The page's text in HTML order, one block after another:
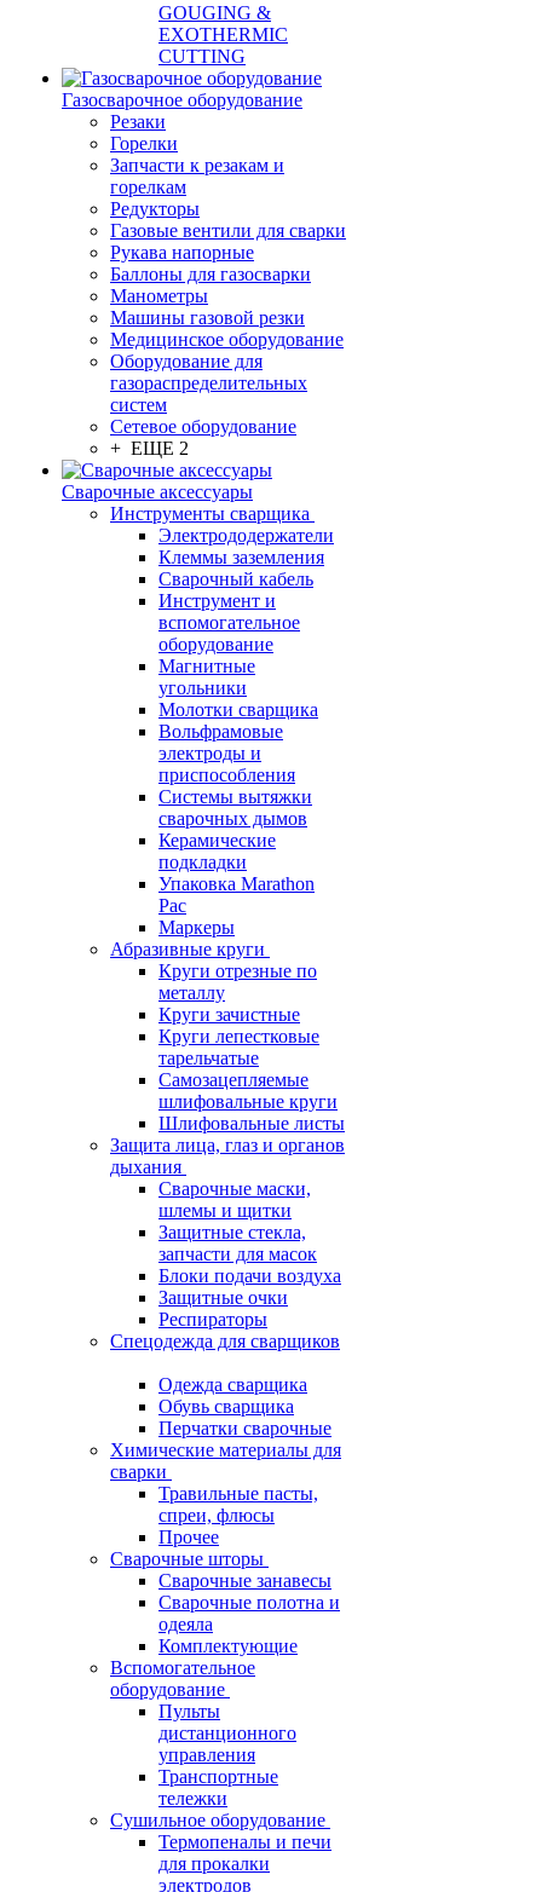
GOUGING &
EXOTHERMIC
CUTTING
Газосварочное оборудование
Резаки
Горелки
Запчасти к резакам и
горелкам
Редукторы
Газовые вентили для сварки
Рукава напорные
Баллоны для газосварки
Манометры
Машины газовой резки
Медицинское оборудование
Оборудование для
газораспределительных
систем
Сетевое оборудование
+ ЕЩЕ 2
Сварочные аксессуары
Инструменты сварщика
Электрододержатели
Клеммы заземления
Сварочный кабель
Инструмент и
вспомогательное
оборудование
Магнитные
угольники
Молотки сварщика
Вольфрамовые
электроды и
приспособления
Системы вытяжки
сварочных дымов
Керамические
подкладки
Упаковка Marathon
Pac
Маркеры
Абразивные круги
Круги отрезные по
металлу
Круги зачистные
Круги лепестковые
тарельчатые
Самозацепляемые
шлифовальные круги
Шлифовальные листы
Защита лица, глаз и органов
дыхания
Сварочные маски,
шлемы и щитки
Защитные стекла,
запчасти для масок
Блоки подачи воздуха
Защитные очки
Респираторы
Спецодежда для сварщиков
Одежда сварщика
Обувь сварщика
Перчатки сварочные
Химические материалы для
сварки
Травильные пасты,
спреи, флюсы
Прочее
Сварочные шторы
Сварочные занавесы
Сварочные полотна и
одеяла
Комплектующие
Вспомогательное
оборудование
Пульты
дистанционного
управления
Транспортные
тележки
Сушильное оборудование
Термопеналы и печи
для прокалки
электродов